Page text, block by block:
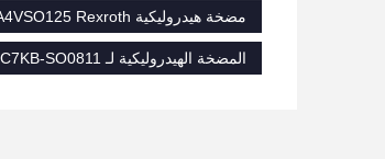
مضخة هيدروليكية A4VSO125 Rexroth,مضخة البستون الهيدروليكية الرئيسية من الحديد الصلب,مضخات المكبس عالية الضغط A4FO500
المضخة الهيدروليكية لـ AZPG-11-038 RDC7KB-SO0811,مضخة ريكسروث الهيدروليكية